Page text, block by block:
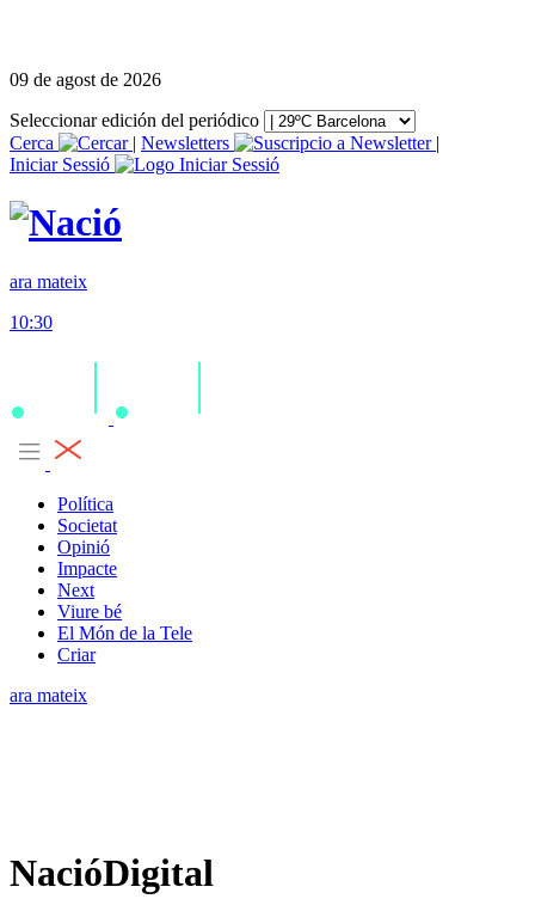
09 de agost de 2026
Seleccionar edición del periódico
Cerca
| Newsletters
|
Iniciar Sessió
ara mateix
10:30
Política
Societat
Opinió
Impacte
Next
Viure bé
El Món de la Tele
Criar
ara mateix
NacióDigital